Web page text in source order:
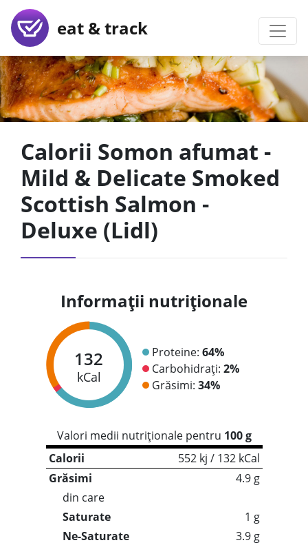
eat & track
Calorii Somon afumat -
Mild & Delicate Smoked
Scottish Salmon -
Deluxe (Lidl)
Informații nutriționale
132
kCal
Proteine: 64%
Carbohidrați: 2%
Grăsimi: 34%
Valori medii nutriționale pentru 100 g
Calorii
552 kj / 132 kCal
Grăsimi
4.9 g
din care
Saturate
1 g
Ne-Saturate
3.9 g